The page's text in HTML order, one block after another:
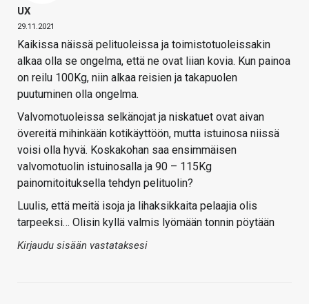
UX
29.11.2021
Kaikissa näissä pelituoleissa ja toimistotuoleissakin
alkaa olla se ongelma, että ne ovat liian kovia. Kun painoa
on reilu 100Kg, niin alkaa reisien ja takapuolen
puutuminen olla ongelma.
Valvomotuoleissa selkänojat ja niskatuet ovat aivan
övereitä mihinkään kotikäyttöön, mutta istuinosa niissä
voisi olla hyvä. Koskakohan saa ensimmäisen
valvomotuolin istuinosalla ja 90 – 115Kg
painomitoituksella tehdyn pelituolin?
Luulis, että meitä isoja ja lihaksikkaita pelaajia olis
tarpeeksi… Olisin kyllä valmis lyömään tonnin pöytään
Kirjaudu sisään vastataksesi